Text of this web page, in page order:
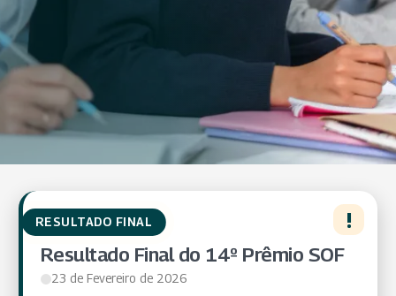
RESULTADO FINAL !
Resultado Final do 14º Prêmio SOF
23 de Fevereiro de 2026